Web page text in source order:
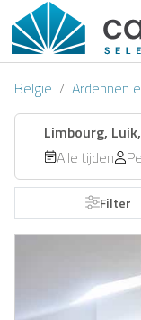
DE EN
Ontbijt
Voucher
België Ardennen
Limbourg,
Alle tijden
Filter